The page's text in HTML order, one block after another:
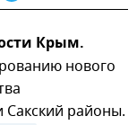
Крым.
нового
районы.